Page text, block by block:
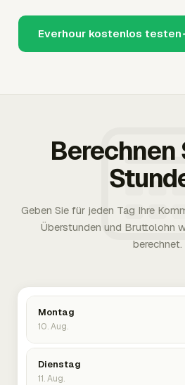
Everhour kostenlos testen
Berechnen
Geben Sie für jeden Tag Ihre
Überstunden und Bruttolohn
berechnet.
Montag
10. Aug.
Dienstag
11. Aug.